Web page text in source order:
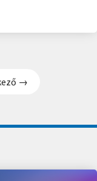
→